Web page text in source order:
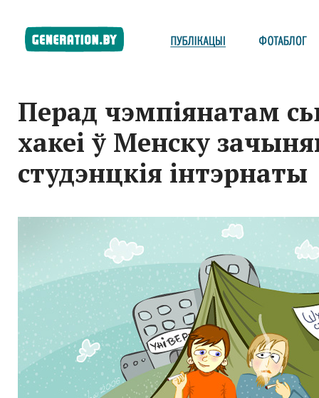
Перад чэмпіянатам
хакеі ў Менску
студэнцкія інтэрнаты